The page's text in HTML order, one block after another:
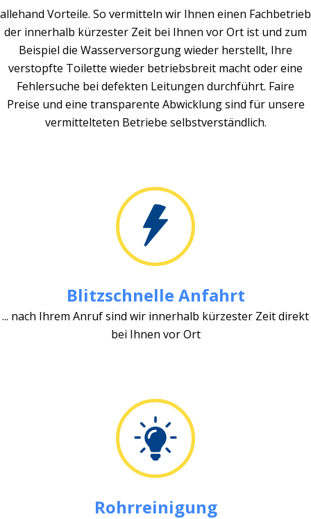
allehand Vorteile. So vermitteln wir Ihnen einen Fachbetrieb
der innerhalb kürzester Zeit bei Ihnen vor Ort ist und zum
Beispiel die Wasserversorgung wieder herstellt, Ihre
verstopfte Toilette wieder betriebsbreit macht oder eine
Fehlersuche bei defekten Leitungen durchführt. Faire
Preise und eine transparente Abwicklung sind für unsere
vermittelteten Betriebe selbstverständlich.
Blitzschnelle Anfahrt
... nach Ihrem Anruf sind wir innerhalb kürzester Zeit direkt
bei Ihnen vor Ort
Rohrreinigung